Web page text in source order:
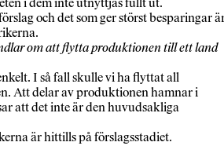
och det som ger störst besparingar
om att flytta produktionen till ett land
I så fall skulle vi ha flyttat all
Att delar av produktionen hamnar i
att det inte är den huvudsakliga
är hittills på förslagsstadiet.